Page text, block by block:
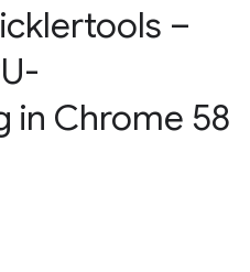
–
in Chrome 58